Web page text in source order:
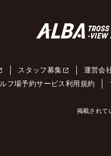
スタッフ募集 運営会
フ場予約サービス利用規約
掲載されて